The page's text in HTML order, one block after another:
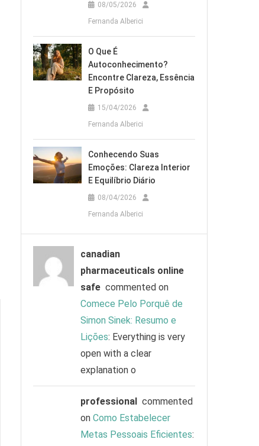
08/05/2026
Fernanda Alberici
O Que É
Autoconhecimento?
Encontre Clareza, Essência
E Propósito
15/04/2026
Fernanda Alberici
Conhecendo Suas
Emoções: Clareza Interior
E Equilíbrio Diário
08/04/2026
Fernanda Alberici
canadian
pharmaceuticals online
safecommented on
Comece Pelo Porquê de
Simon Sinek: Resumo e
Lições: Everything is very
open with a clear
explanation o
professionalcommented
on Como Estabelecer
Metas Pessoais Eficientes: